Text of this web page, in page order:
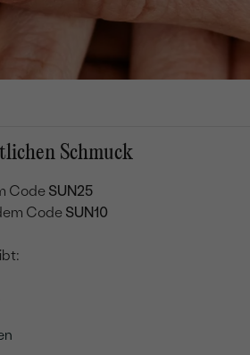
Schmuck
Code SUN25
Code SUN10